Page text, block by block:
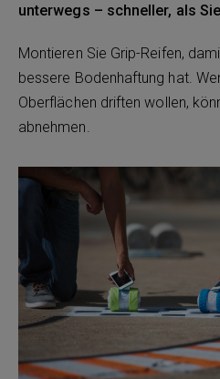
unterwegs – schneller, als
Montieren Sie Grip-Reifen,
bessere Bodenhaftung hat.
Oberflächen driften wollen,
abnehmen.